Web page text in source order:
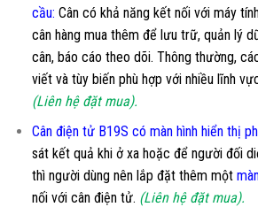
cầu: Cân có khả năng kết nối với máy
cân hàng mua thêm để lưu trữ, quản lý
cân, báo cáo theo dõi. Thông thường,
viết và tùy biến phù hợp với nhiều lĩnh
(Liên hệ đặt mua).
Cân điện tử B19S có màn hình hiển thị
sát kết quả khi ở xa hoặc để người đối
thì người dùng nên lắp đặt thêm một
nối với cân điện tử. (Liên hệ đặt mua).